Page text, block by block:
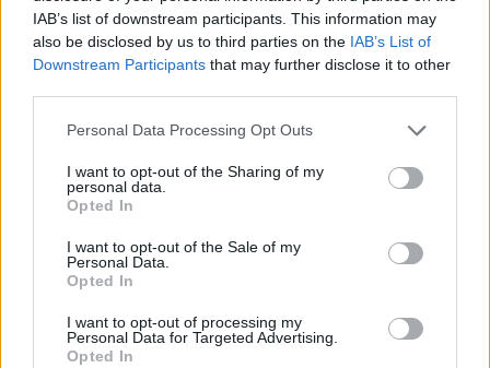
IAB’s list of downstream participants. This information may
also be disclosed by us to third parties on the IAB’s List of
Downstream Participants that may further disclose it to other
Please note that this website/app uses one or more Google
not limited to your visit or usage behaviour. You may click to
grant or deny consent to Google and its third-party tags to
use your data for below specified purposes in below Google
consent section.
Personal Data Processing Opt Outs
I want to opt-out of the Sharing of my
personal data.
Opted In
I want to opt-out of the Sale of my
Personal Data.
Opted In
I want to opt-out of processing my
Personal Data for Targeted Advertising.
Opted In
Korcsmáros György: -A Nemzeti Színházban 1903-ban
mutatták be első színpadi művét a Doktor urat. Molnár
Akkoriban jelentkezett a világirodalomban Ibsen és
Strindberg a színpadon, akik nem tömböket és nagy
érzelmeket akartak ábrázolni, hanem apró finomságokat is.
Munkásságát a szecesszióhoz lehet hasonlítani, amely apró
folyondárokkal körbefutja a nagy tablókat és megmutatja,
hogy mi minden van még az emberben. Mindezt hallatlan
humorral, éles elméjű poénnal tette, amelyet a nézők is